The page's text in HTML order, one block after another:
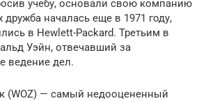
учебу, основали свою компанию
дружба началась еще в 1971 году,
в Hewlett-Packard. Третьим в
Уэйн, отвечавший за
ведение дел.
(WOZ) — самый недооцененный